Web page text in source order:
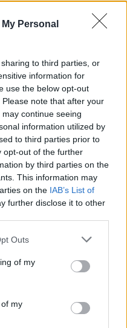
Personal
to third parties, or
information for
use the below opt-out
note that after your
continue seeing
information utilized by
to third parties prior to
opt-out of the further
by third parties on the
This information may
on the IAB’s List of
further disclose it to other
one or more Google
You may click to
its third-party tags to
in below Google
Outs
of my
my
címet viselő
Rómában
csúcsán.
mindössze egy
árverés előtt a
18 millió
alkotása a
Saluta című kép
8,1 milliárd
kelt el.